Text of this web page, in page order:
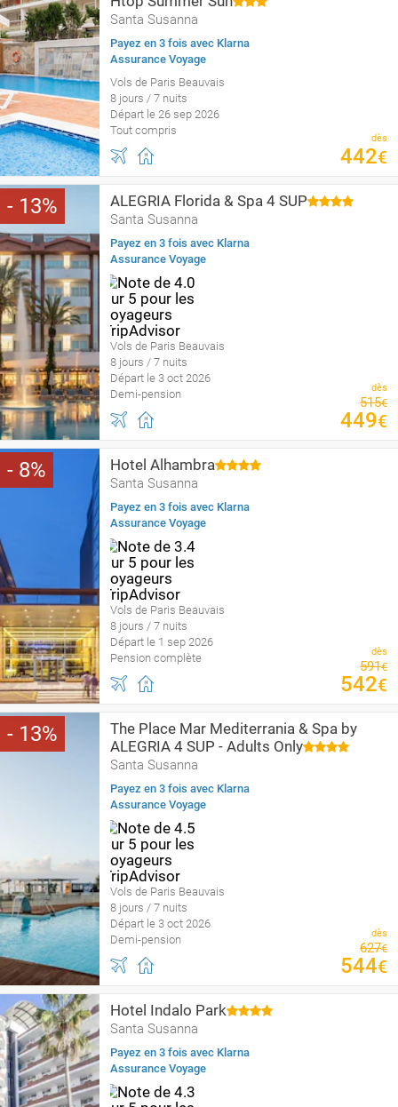
Santa Susanna
Payez en 3 fois avec Klarna
Assurance Voyage
Vols de Paris Beauvais
8 jours / 7 nuits
Départ le 26 sep 2026
Tout compris
dès
442€
13 ALEGRIA Florida & Spa 4 SUP
Santa Susanna
Payez en 3 fois avec Klarna
Assurance Voyage
Vols de Paris Beauvais
8 jours / 7 nuits
Départ le 3 oct 2026
Demi-pension
dès
515€
449€
8 Hotel Alhambra
Santa Susanna
Payez en 3 fois avec Klarna
Assurance Voyage
Vols de Paris Beauvais
8 jours / 7 nuits
Départ le 1 sep 2026
Pension complète
dès
591€
542€
13
The Place Mar Mediterrania & Spa by
ALEGRIA 4 SUP - Adults Only
Santa Susanna
Payez en 3 fois avec Klarna
Assurance Voyage
Vols de Paris Beauvais
8 jours / 7 nuits
Départ le 3 oct 2026
Demi-pension
dès
627€
544€
Hotel Indalo Park
Santa Susanna
Payez en 3 fois avec Klarna
Assurance Voyage